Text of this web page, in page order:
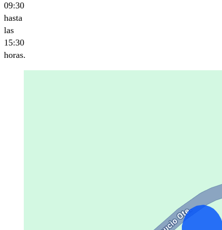
09:30
hasta
las
15:30
horas.